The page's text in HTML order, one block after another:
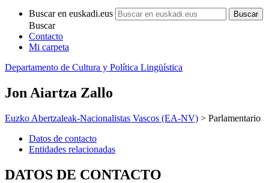
Buscar en euskadi.eus
Buscar
Contacto
Mi carpeta
Departamento de Cultura y Política Lingüística
Jon Aiartza Zallo
Euzko Abertzaleak-Nacionalistas Vascos (EA-NV) > Parlamentario
Datos de contacto
Entidades relacionadas
DATOS DE CONTACTO